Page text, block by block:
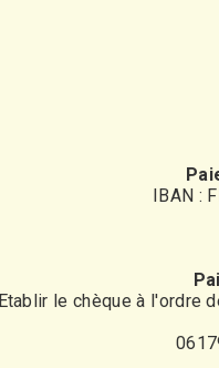
IBAN :
Etablir le chèque à l'ordre